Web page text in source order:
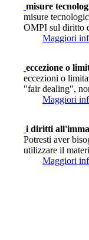
misure
misure
OMPI sul diritto
Maggiori
eccezione o
eccezioni o
"fair dealing",
Maggiori
i diritti
Potresti aver
utilizzare il
Maggiori